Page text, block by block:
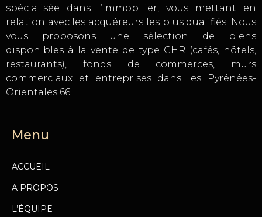
spécialisée dans l’immobilier, vous mettant en
relation avec les acquéreurs les plus qualifiés. Nous
vous proposons une sélection de biens
disponibles à la vente de type CHR (cafés, hôtels,
restaurants), fonds de commerces, murs
commerciaux et entreprises dans les Pyrénées-
Orientales 66.
Menu
ACCUEIL
A PROPOS
L’ÉQUIPE